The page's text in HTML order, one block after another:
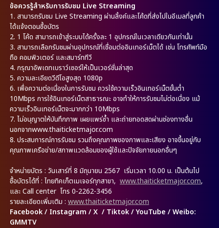
ข้อควรรู้สำหรับการรับชม Live Streaming
1. สามารถรับชม Live Streaming ผ่านลิ้งค์และโค้ดที่ส่งไปในอีเมลที่ลูกค้า
ได้แจ้งตอนซื้อบัตร
2. 1 โค้ด สามารถเข้าสู่ระบบได้ครั้งละ 1 อุปกรณ์ในเวลาเดียวกันเท่านั้น
3. สามารถเลือกรับชมผ่านอุปกรณ์ที่เชื่อมต่ออินเทอร์เน็ตได้ เช่น โทรศัพท์มือ
ถือ คอมพิวเตอร์ และสมาร์ททีวี
4. กรุณาอัพเดทเบราว์เซอร์ให้เป็นเวอร์ชั่นล่าสุด
5. ความละเอียดวีดีโอสูงสุด 1080p
6. เพื่อความต่อเนื่องในการรับชม ควรใช้ความเร็วอินเทอร์เน็ตขั้นต่ำ
10Mbps การใช้อินเทอร์เน็ตสาธารณะ อาจทำให้การรับชมไม่ต่อเนื่อง แม้
ความเร็วอินเทอร์เน็ตจะมากกว่า 10Mbps
7. ไม่อนุญาตให้บันทึกภาพ เผยแพร่ซ้ำ และถ่ายทอดสดผ่านช่องทางอื่น
นอกจากwww.thaiticketmajor.com
8. ประสบการณ์การรับชม รวมถึงคุณภาพของภาพและเสียง อาจขึ้นอยู่กับ
คุณภาพเครือข่าย/สภาพแวดล้อมของผู้ใช้และปัจจัยภายนอกอื่นๆ
จำหน่ายบัตร : วันเสาร์ที่ 8 มิถุนายน 2567 เริ่มเวลา 10.00 น. เป็นต้นไป
ซื้อบัตรได้ที่ : ไทยทิคเก็ตเมเจอร์ทุกสาขา, www.thaiticketmajor.com,
และ Call center โทร 0-2262-3456
รายละเอียดเพิ่มเติม : www.thaiticketmajor.com
Facebook / Instagram / X / Tiktok / YouTube / Weibo:
GMMTV